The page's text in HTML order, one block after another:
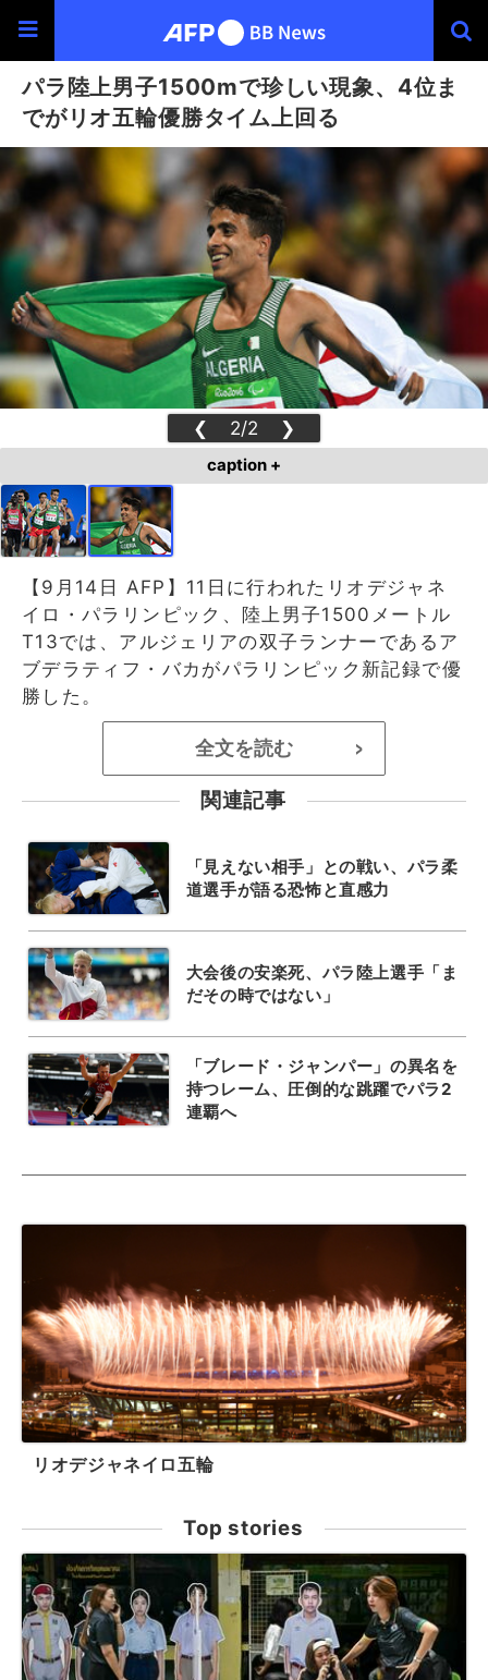
パラ陸上男子1500mで珍しい現象、4位ま
でがリオ五輪優勝タイム上回る
❮ 2/2 ❯
caption +
【9月14日 AFP】11日に行われたリオデジャネ
イロ・パラリンピック、陸上男子1500メートル
T13では、アルジェリアの双子ランナーであるア
ブデラティフ・バカがパラリンピック新記録で優
勝した。
全文を読む >
関連記事
「見えない相手」との戦い、パラ柔
道選手が語る恐怖と直感力
大会後の安楽死、パラ陸上選手「ま
だその時ではない」
「ブレード・ジャンパー」の異名を
持つレーム、圧倒的な跳躍でパラ2
連覇へ
リオデジャネイロ五輪
Top stories